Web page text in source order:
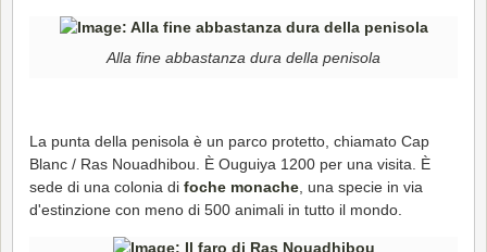
Alla fine abbastanza dura della penisola
La punta della penisola è un parco protetto, chiamato Cap
Blanc / Ras Nouadhibou. È Ouguiya 1200 per una visita. È
sede di una colonia di foche monache , una specie in via
d'estinzione con meno di 500 animali in tutto il mondo.